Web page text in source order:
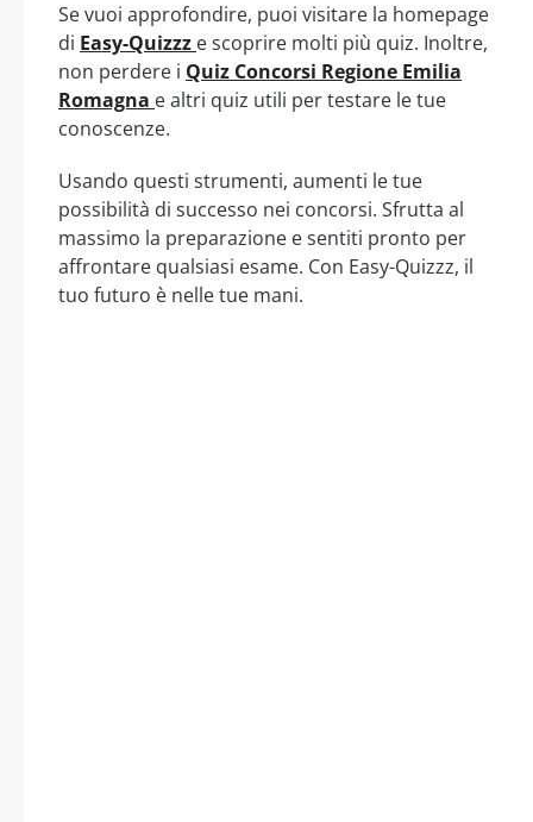
Se vuoi approfondire, puoi visitare la homepage
di Easy-Quizzz e scoprire molti più quiz. Inoltre,
non perdere i Quiz Concorsi Regione Emilia
Romagna e altri quiz utili per testare le tue
conoscenze.
Usando questi strumenti, aumenti le tue
possibilità di successo nei concorsi. Sfrutta al
massimo la preparazione e sentiti pronto per
affrontare qualsiasi esame. Con Easy-Quizzz, il
tuo futuro è nelle tue mani.